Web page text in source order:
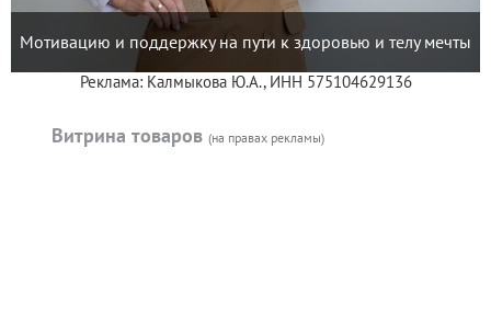
Мотивацию и поддержку на пути к здоровью и телу мечты
Реклама: Калмыкова Ю.А., ИНН 575104629136
Витрина товаров (на правах рекламы)